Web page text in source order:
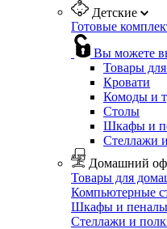
Детские
Готовые
Вы можете
Товары
Кровати
Комоды и
Столы
Шкафы и
Стеллажи
Домашний
Товары для
Компьютерные
Шкафы и пеналы
Стеллажи и